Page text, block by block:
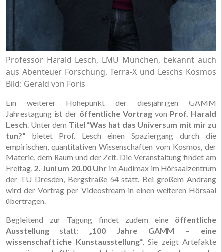
Professor Harald Lesch, LMU München, bekannt auch
aus Abenteuer Forschung, Terra-X und Leschs Kosmos
Bild: Gerald von Foris
Ein weiterer Höhepunkt der diesjährigen GAMM
Jahrestagung ist der öffentliche Vortrag von Prof. Harald
Lesch. Unter dem Titel “Was hat das Universum mit mir zu
tun?“ bietet Prof. Lesch einen Spaziergang durch die
empirischen, quantitativen Wissenschaften vom Kosmos, der
Materie, dem Raum und der Zeit. Die Veranstaltung findet am
Freitag, 2. Juni um 20.00 Uhr im Audimax im Hörsaalzentrum
der TU Dresden, Bergstraße 64 statt. Bei großem Andrang
wird der Vortrag per Videostream in einen weiteren Hörsaal
übertragen.
Begleitend zur Tagung findet zudem eine öffentliche
Ausstellung statt:„100 Jahre GAMM – eine
wissenschaftliche Kunstausstellung“. Sie zeigt Artefakte